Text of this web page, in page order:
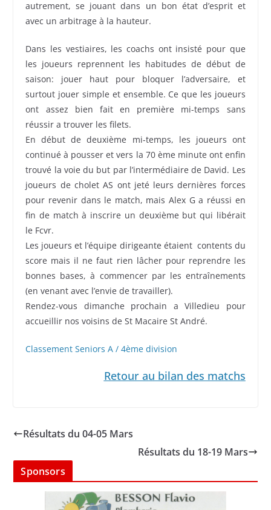
autrement, se jouant dans un bon état d’esprit et
avec un arbitrage à la hauteur.
Dans les vestiaires, les coachs ont insisté pour que
les joueurs reprennent les habitudes de début de
saison: jouer haut pour bloquer l’adversaire, et
surtout jouer simple et ensemble. Ce que les joueurs
ont assez bien fait en première mi-temps sans
réussir a trouver les filets.
En début de deuxième mi-temps, les joueurs ont
continué à pousser et vers la 70 ème minute ont enfin
trouvé la voie du but par l’intermédiaire de David. Les
joueurs de cholet AS ont jeté leurs dernières forces
pour revenir dans le match, mais Alex G a réussi en
fin de match à inscrire un deuxième but qui libérait
le Fcvr.
Les joueurs et l’équipe dirigeante étaient contents du
score mais il ne faut rien lâcher pour reprendre les
bonnes bases, à commencer par les entraînements
(en venant avec l’envie de travailler).
Rendez-vous dimanche prochain a Villedieu pour
accueillir nos voisins de St Macaire St André.
Classement Seniors A / 4ème division
Retour au bilan des matchs
Résultats du 04-05 Mars
Résultats du 18-19 Mars
Sponsors